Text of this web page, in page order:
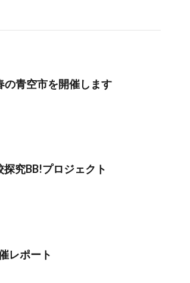
の青空市を開催します
究BB!プロジェクト
レポート